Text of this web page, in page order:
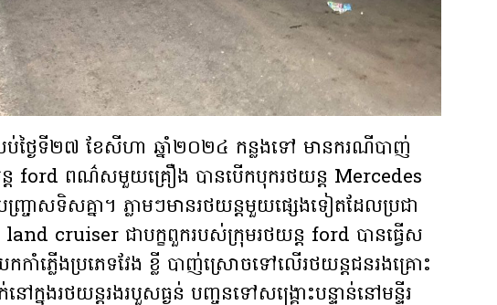
ថ្ងៃទី២៧ ខែសីហា ឆ្នាំ២០២៤ កន្លងទៅ មានករណីបាញ់
ន្ត ford ពណ៌សមួយគ្រឿង បានបើកបុករថយន្ត Mercedes
រាសទិសគ្នា។ ភ្លាមៗមានរថយន្តមួយផ្សេងទៀតដែលប្រជា
land cruiser ជាបក្ខពួករបស់ក្រុមរថយន្ត ford បានធ្វើស
កាំភ្លើងប្រភេទវែង ខ្លី បាញ់់ស្រោចទៅលើរថយន្តជនរងគ្រោះ
ក្នុងរថយន្តរងរបួសធ្ងន់ បញ្ចូនទៅសង្គ្រោះបន្ទាន់នៅមន្ទីរ